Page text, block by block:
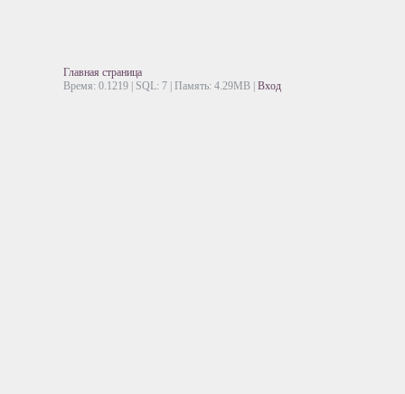
Главная страница
Время: 0.1219 | SQL: 7 | Память: 4.29MB Вход